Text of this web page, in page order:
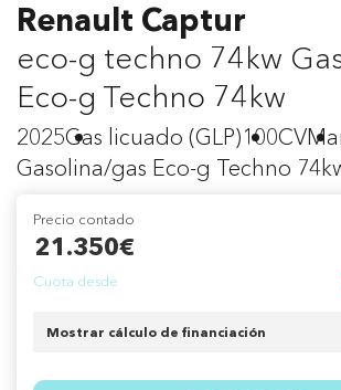
Renault Captur
eco-g techno 74kw
Eco-g Techno 74kw
2025Gas licuado (GLP)100CV
Gasolina/gas Eco-g Techno
Precio contado
21.350€
Cuota desde
Mostrar cálculo de financiación